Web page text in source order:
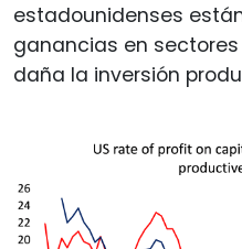
estadounidenses
ganancias en
daña la inversión